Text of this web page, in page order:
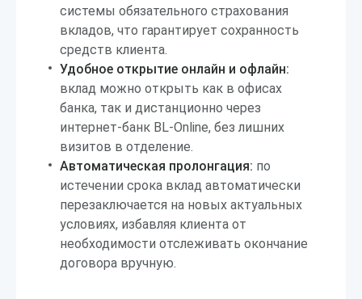
системы обязательного страхования
вкладов, что гарантирует сохранность
средств клиента.
Удобное открытие онлайн и офлайн:
вклад можно открыть как в офисах
банка, так и дистанционно через
интернет-банк BL-Online, без лишних
визитов в отделение.
Автоматическая пролонгация: по
истечении срока вклад автоматически
перезаключается на новых актуальных
условиях, избавляя клиента от
необходимости отслеживать окончание
договора вручную.